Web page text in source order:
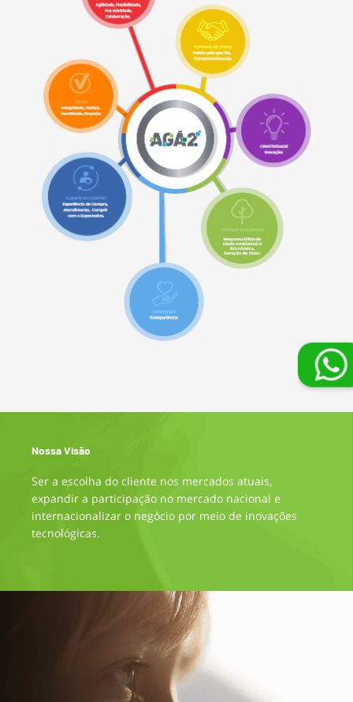
Nossa Visão
Ser a escolha do cliente nos mercados atuais,
expandir a participação no mercado nacional e
internacionalizar o negócio por meio de inovações
tecnológicas.